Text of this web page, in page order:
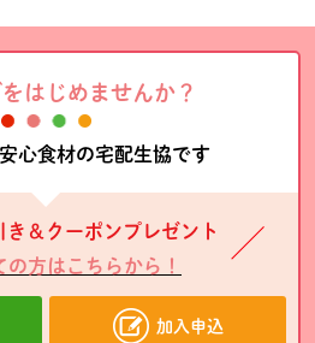
はじめませんか？
心食材の宅配生協です
＆クーポンプレゼント
の方はこちらから！
加入申込